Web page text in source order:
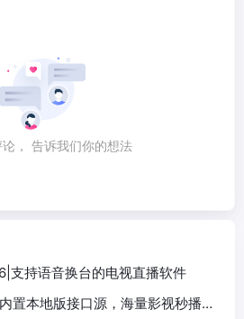
， 告诉我们你的想法
支持语音换台的电视直播软件
置本地版接口源，海量影视秒播换